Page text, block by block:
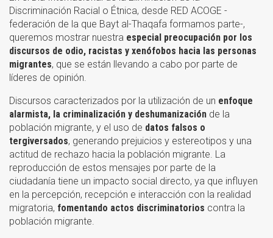
Discriminación Racial o Étnica, desde RED ACOGE -
federación de la que Bayt al-Thaqafa formamos parte-,
queremos mostrar nuestra especial preocupación por los
discursos de odio, racistas y xenófobos hacia las personas
migrantes, que se están llevando a cabo por parte de
líderes de opinión.
Discursos caracterizados por la utilización de un enfoque
alarmista, la criminalización y deshumanización de la
población migrante, y el uso de datos falsos o
tergiversados, generando prejuicios y estereotipos y una
actitud de rechazo hacia la población migrante. La
reproducción de estos mensajes por parte de la
ciudadanía tiene un impacto social directo, ya que influyen
en la percepción, recepción e interacción con la realidad
migratoria, fomentando actos discriminatorios contra la
población migrante.